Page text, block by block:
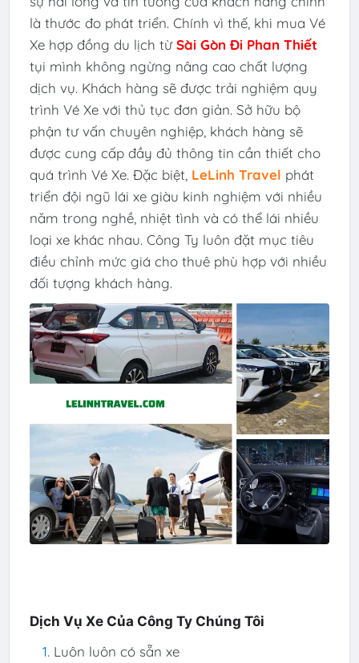
là thước đo phát triển. Chính vì thế, khi mua Vé
Xe hợp đồng du lịch từSài Gòn Đi Phan Thiết
tụi mình không ngừng nâng cao chất lượng
dịch vụ. Khách hàng sẽ được trải nghiệm quy
trình Vé Xe với thủ tục đơn giản. Sở hữu bộ
phận tư vấn chuyên nghiệp, khách hàng sẽ
được cung cấp đầy đủ thông tin cần thiết cho
quá trình Vé Xe. Đặc biệt, LeLinh Travel phát
triển đội ngũ lái xe giàu kinh nghiệm với nhiều
năm trong nghề, nhiệt tình và có thể lái nhiều
loại xe khác nhau. Công Ty luôn đặt mục tiêu
điều chỉnh mức giá cho thuê phù hợp với nhiều
đối tượng khách hàng.
Dịch Vụ Xe Của Công Ty Chúng Tôi
Luôn luôn có sẵn xe